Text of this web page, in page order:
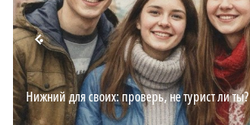
Нижний для своих: проверь, не турист ли ты?